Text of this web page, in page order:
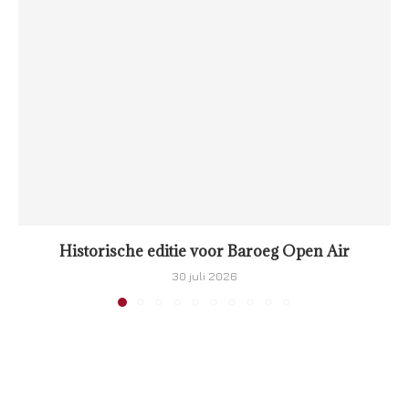
Historische editie voor Baroeg Open Air
30 juli 2026